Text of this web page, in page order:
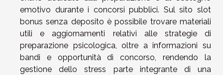
emotivo durante i concorsi pubblici. Sul sito slot
bonus senza deposito è possibile trovare materiali
utili e aggiornamenti relativi alle strategie di
preparazione psicologica, oltre a informazioni su
bandi e opportunità di concorso, rendendo la
gestione dello stress parte integrante di una